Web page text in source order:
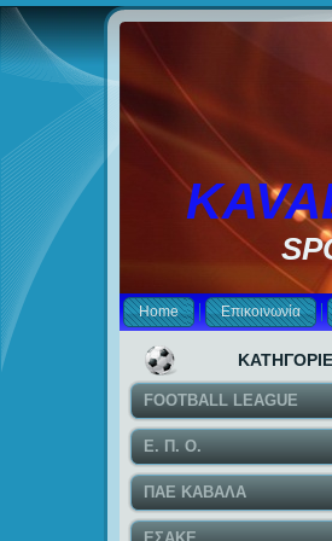
Home Επικοινωνία
FOOTBALL LEAGUE
Ε. Π. Ο.
ΠΑΕ ΚΑΒΑΛΑ